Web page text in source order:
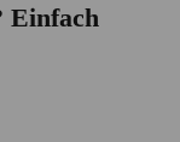
Einfach